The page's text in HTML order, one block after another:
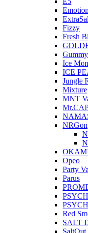
Emotion
Fizzy
Fresh
Gummy
Ice
ICE
Jungle
Mixture
MNT
NRGon
Opeo
Party
Parus
Red
SALT
SaltOut